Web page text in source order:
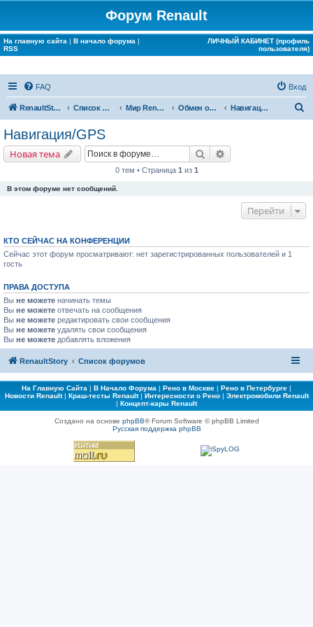
Форум Renault
На главную сайта | В начало форума |
RSS
ЛИЧНЫЙ КАБИНЕТ (профиль
пользователя)
FAQ Вход
RenaultStory Список форумов Мир Renault Обмен опытом Навигация/GPS
Навигация/GPS
Новая тема Поиск
0 тем • Страница 1 из 1
В этом форуме нет сообщений.
Перейти
КТО СЕЙЧАС НА КОНФЕРЕНЦИИ
Сейчас этот форум просматривают: нет зарегистрированных пользователей и 1
гость
ПРАВА ДОСТУПА
Вы не можете начинать темы
Вы не можете отвечать на сообщения
Вы не можете редактировать свои сообщения
Вы не можете удалять свои сообщения
Вы не можете добавлять вложения
RenaultStory Список форумов
На Главную Сайта | В Начало Форума | Рено в Москве | Рено в Петербурге |
Новости Renault| Краш-тесты Renault| Интересности о Рено| Электромобили Renault
| Концепт-кары Renault
Создано на основе phpBB® Forum Software © phpBB Limited
Русская поддержка phpBB